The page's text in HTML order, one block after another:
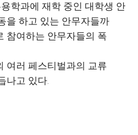
학과에 재학 중인 대학생 안
을 하고 있는 안무자들까
참여하는 안무자들의 폭
여러 페스티벌과의 교류
나고 있다.